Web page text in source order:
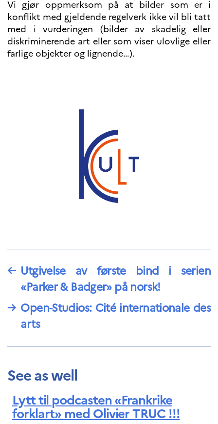
Vi gjør oppmerksom på at bilder som er i
konflikt med gjeldende regelverk ikke vil bli tatt
med i vurderingen (bilder av skadelig eller
diskriminerende art eller som viser ulovlige eller
farlige objekter og lignende…).
← Utgivelse av første bind i serien
«Parker & Badger» på norsk!
→ Open-Studios: Cité internationale des
arts
See as well
Lytt til podcasten «Frankrike
forklart» med Olivier TRUC !!!